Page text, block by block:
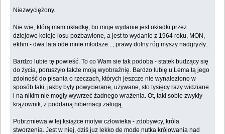
Niezwyciężony.
Nie wie, którą mam okładkę, bo moje wydanie jest okładki przez
dziejowe koleje losu pozbawione, a jest to wydanie z 1964 roku, MON,
ekhm - dwa lata ode mnie młodsze..., prawy dolny róg myszy nadgryzły...
Bardzo lubie tę powieść. To co Wam sie tak podoba - statek budzący się
do życia, poruszyło także moją wyobraźnię. Bardzo lubię u Lema tą jego
zdolność do pisania o rzeczach, których jeszcze nie wynaleziono w
sposób taki, jakby były powycierane, używane, sto tysięcy razy widziane
i na nikim nie mogły wywrzeć żadnego wrażenia. Ot, taki sobie zwykły
krążownik, z poddaną hibernacji załogą.
Pobrzmiewa w tej książce motyw człowieka - zdobywcy, króla
stworzenia. Jest w niej, dziś juz lekko de mode nutka królowania nad